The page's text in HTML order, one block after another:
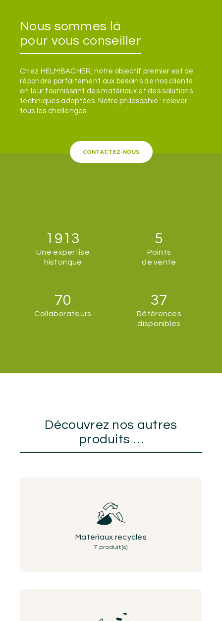
Nous sommes là
pour vous conseiller
Chez HELMBACHER, notre objectif premier est de
répondre parfaitement aux besoins de nos clients
en leur fournissant des matériaux et des solutions
techniques adaptées. Notre philosophie : relever
tous les challenges.
CONTACTEZ-NOUS
1913
Une expertise
historique
5
Points
de vente
70
Collaborateurs
37
Références
disponibles
Découvrez nos autres
produits …
Matériaux recyclés
7 produit(s)